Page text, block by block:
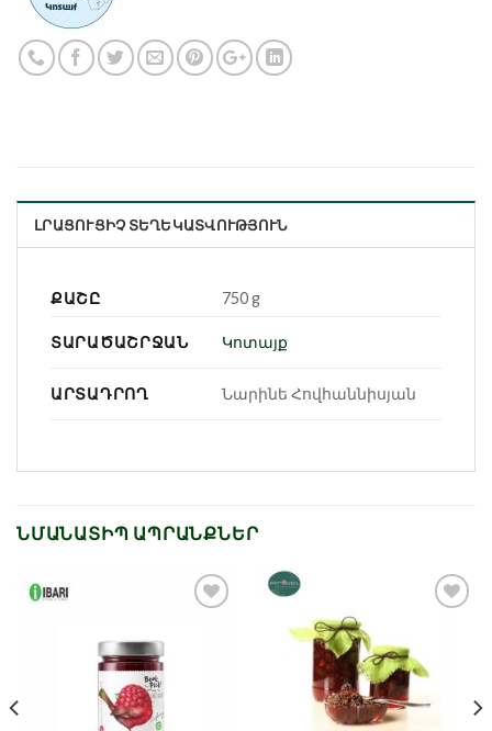
ԼՐԱՑՈՒՑԻՉ ՏԵՂԵԿԱՏՎՈՒԹՅՈՒՆ
ՔԱՇԸ 750 g
ՏԱՐԱԾԱՇՐՋԱՆ Կոտայք
ԱՐՏԱԴՐՈՂ Նարինե Հովհաննիսյան
ՆՄԱՆԱՏԻՊ ԱՊՐԱՆՔՆԵՐ
նախընտրած
նախընտրած